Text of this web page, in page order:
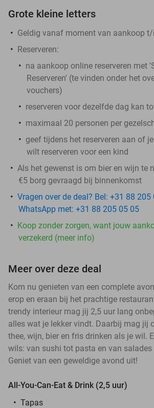
Grote kleine letters
Geldig vanaf moment van aankoop
Reserveren:
na aankoop online reserveren met
Reserveren' (te vinden onder het
vouchers)
reserveren voor dezelfde dag kan
maximaal 20 personen per
geef tijdens het reserveren aan of
wilt reserveren voor een kind
Als het gewenst is om bier en wijn te
€5 borg gevraagd bij binnenkomst
Vragen over de deal? Bel: +31 88
WhatsApp met: +31 88 205 05 05
Koop zonder zorgen, want jouw
verzekerd (meer info)
Meer over deze deal
Kom nu genieten van een complete
erop en eraan bij het prachtige
trendy interieur mag jij 2,5 uur lang
alles wat je lekker vindt. Daarbij mag jij
thee, wijn, bier en fris drinken als je wil.
wils: van sushi tot pasta en van
Geniet van een geweldige avond uit!
All-You-Can-Eat & Drink (2,5 uur)
Tapas